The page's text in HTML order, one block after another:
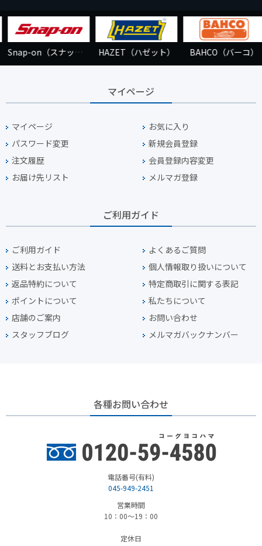
Snap-on（スナップオン） HAZET（ハゼット） BAHCO（バーコ）
マイページ
マイページ
お気に入り
パスワード変更
新規会員登録
注文履歴
会員登録内容変更
お届け先リスト
メルマガ登録
ご利用ガイド
ご利用ガイド
よくあるご質問
送料とお支払い方法
個人情報取り扱いについて
返品特約について
特定商取引に関する表記
ポイントについて
私たちについて
店舗のご案内
お問い合わせ
スタッフブログ
メルマガバックナンバー
各種お問い合わせ
電話番号(有料)
045-949-2451
営業時間
10：00～19：00
定休日